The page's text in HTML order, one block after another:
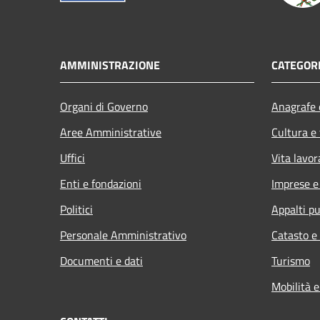
AMMINISTRAZIONE
Organi di Governo
Aree Amministrative
Uffici
Enti e fondazioni
Politici
Personale Amministrativo
Documenti e dati
Cultura
Vita
Imprese
Appalti
Catasto
Turismo
Mobilità